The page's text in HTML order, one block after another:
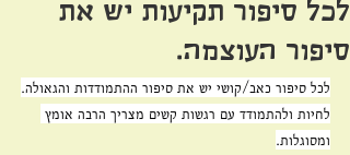
לכל סיפור תקיעות יש את
סיפור העוצמה.
לכל סיפור כאב/קושי יש את סיפור ההתמודדות והגאולה.
לחיות ולהתמודד עם רגשות קשים מצריך הרבה אומץ
ומסוגלות.